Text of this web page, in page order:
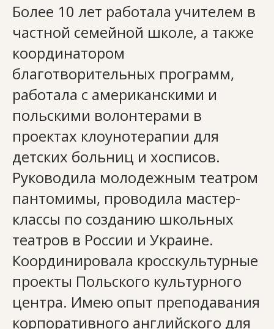
Более 10 лет работала учителем в
частной семейной школе, а также
координатором
благотворительных программ,
работала с американскими и
польскими волонтерами в
проектах клоунотерапии для
детских больниц и хосписов.
Руководила молодежным театром
пантомимы, проводила мастер-
классы по созданию школьных
театров в России и Украине.
Координировала кросскультурные
проекты Польского культурного
центра. Имею опыт преподавания
корпоративного английского для